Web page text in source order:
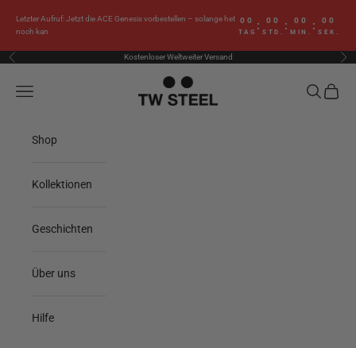
Letzter Aufruf: Jetzt die ACE Genesis vorbestellen – solange het
noch kan
00
TAG
: 00
STD.
: 00
MIN.
: 00
SEK.
Zurück Kostenloser Weltweiter Versand Vor
TW Steel
Menü Suchen
Shop
Kollektionen
Geschichten
Über uns
Hilfe